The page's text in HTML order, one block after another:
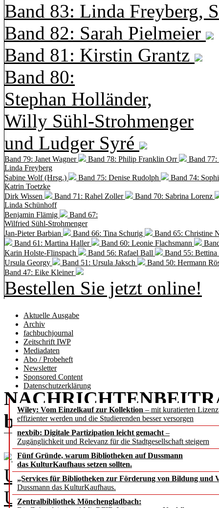
Band 83: Linda Freyberg,
Band 82: Sarah Pielmeier
Band 81: Kirstin Grantz
Band 80:
Stephan Holländer,
Willy Sühl-Strohmenger
und Ludger Syré
Band 79: Janet Wagner Band 78: Philip Franklin Orr
Band
Linda Freyberg
Sabine Wolf (Hrsg.)
Band 75: Denise Rudolph
Band 74:
Katrin Toetzke
Dirk Wissen
Band 71: Rahel Zoller
Band 70: Sabrina Lorenz
Linda Schünhoff
Benjamin Flämig
Band 67:
Wilfried Sühl-Strohmenger
Jan-Pieter Barbian
Band 66: Tina Schurig
Band 65: Christine
Band 61: Martina Haller
Band 60: Leonie Flachsmann
Karin Holste-Flinspach
Band 56: Rafael Ball
Band 55:
Ursula Georgy
Band 51: Ursula Jaksch Band 50: Hermann
Band 47: Eike Kleiner
Bestellen Sie jetzt online!
Aktuelle Ausgabe
Archiv
fachbuchjournal
Zeitschrift IWP
Mediadaten
Abo / Probeheft
Newsletter
Sponsored Content
Datenschutzerklärung
Wiley: Vom Einzelkauf zur Kollektion – mit kuratierten
effizienter werden und die Studierenden besser versorgen
nexbib: Digitale Partizipation leicht gemacht –
Zugänglichkeit und Relevanz für die Stadtgesellschaft steigern
Fünf Gründe, warum Bibliotheken auf Dussmann
das KulturKaufhaus setzen sollten.
„Services für Bibliotheken zur Förderung von Bildung und
Dussmann das KulturKaufhaus.
Zentralbibliothek Mönchengladbach:
b.i.t.online5 / 2022
Universitäts­biblio­theken
Uwe-Johnson-Bibliothek